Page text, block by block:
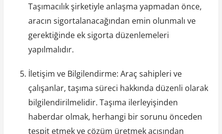
Taşımacılık şirketiyle anlaşma yapmadan önce,
aracın sigortalanacağından emin olunmalı ve
gerektiğinde ek sigorta düzenlemeleri
yapılmalıdır.
İletişim ve Bilgilendirme: Araç sahipleri ve
çalışanlar, taşıma süreci hakkında düzenli olarak
bilgilendirilmelidir. Taşıma ilerleyişinden
haberdar olmak, herhangi bir sorunu önceden
tespit etmek ve çözüm üretmek açısından